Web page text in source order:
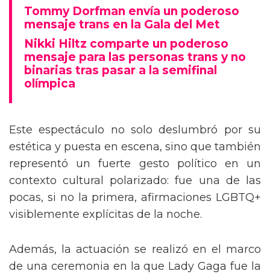
Tommy Dorfman envía un poderoso
mensaje trans en la Gala del Met
Nikki Hiltz comparte un poderoso
mensaje para las personas trans y no
binarias tras pasar a la semifinal
olímpica
Este espectáculo no solo deslumbró por su
estética y puesta en escena, sino que también
representó un fuerte gesto político en un
contexto cultural polarizado: fue una de las
pocas, si no la primera, afirmaciones LGBTQ+
visiblemente explícitas de la noche.
Además, la actuación se realizó en el marco
de una ceremonia en la que Lady Gaga fue la